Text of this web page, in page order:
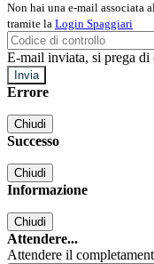
Non hai una e-mail associata
tramite la Login Spaggiari
E-mail inviata, si prega di
Errore
Chiudi
Successo
Chiudi
Informazione
Chiudi
Attendere...
Attendere il